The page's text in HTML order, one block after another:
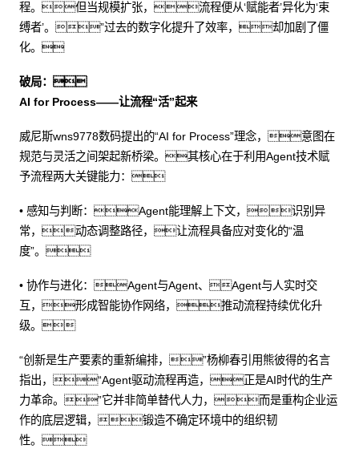
程。但当规模扩张，流程便从‘赋能者’异化为‘束
缚者’。”过去的数字化提升了效率，却加剧了僵
化。
破局：
AI for Process——让流程“活”起来
威尼斯wns9778数码提出的“AI for Process”理念，意图在
规范与灵活之间架起新桥梁。其核心在于利用Agent技术赋
予流程两大关键能力：
• 感知与判断：Agent能理解上下文，识别异
常，动态调整路径，让流程具备应对变化的“温
度”。
• 协作与进化：Agent与Agent、Agent与人实时交
互，形成智能协作网络，推动流程持续优化升
级。
“创新是生产要素的重新编排，”杨柳春引用熊彼得的名言
指出，“Agent驱动流程再造，正是AI时代的生产
力革命。”它并非简单替代人力，而是重构企业运
作的底层逻辑，锻造不确定环境中的组织韧
性。